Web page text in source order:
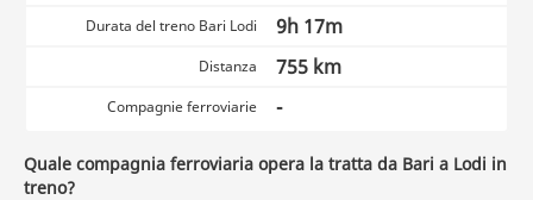
Durata del treno Bari Lodi 9h 17m
Distanza 755 km
Compagnie ferroviarie -
Quale compagnia ferroviaria opera la tratta da Bari a Lodi in
treno?